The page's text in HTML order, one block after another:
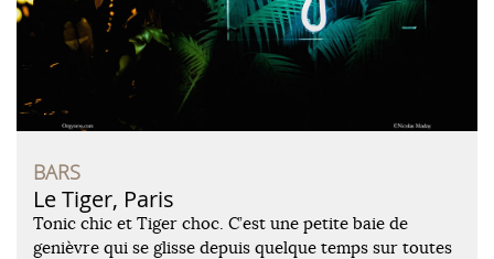
BARS
Le Tiger, Paris
Tonic chic et Tiger choc. C’est une petite baie de
genièvre qui se glisse depuis quelque temps sur toutes